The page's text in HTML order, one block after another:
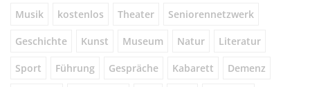
Musik kostenlos Theater Seniorennetzwerk
Geschichte Kunst Museum Natur Literatur
Sport Führung Gespräche Kabarett Demenz